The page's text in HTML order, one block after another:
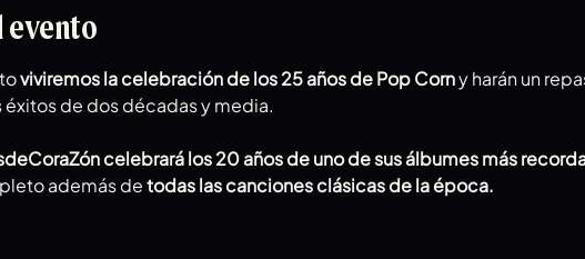
evento
viviremos la celebración de los 25 años de Pop Corn y harán un
éxitos de dos décadas y media.
celebrará los 20 años de uno de sus álbumes más
además de todas las canciones clásicas de la época.